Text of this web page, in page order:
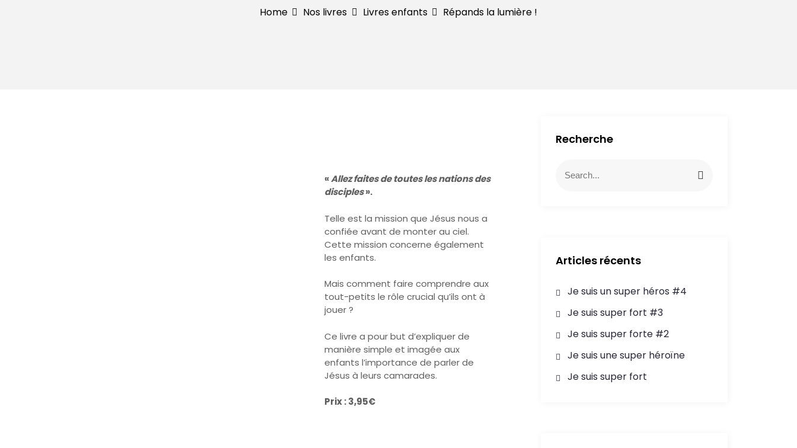
Home Nos livres Livres enfants Répands la lumière !
«Allez faites de toutes les nations des
disciples».
Telle est la mission que Jésus nous a
confiée avant de monter au ciel.
Cette mission concerne également
les enfants.
Mais comment faire comprendre aux
tout-petits le rôle crucial qu’ils ont à
jouer ?
Ce livre a pour but d’expliquer de
manière simple et imagée aux
enfants l’importance de parler de
Jésus à leurs camarades.
Prix : 3,95€
Recherche
Articles récents
Je suis un super héros #4
Je suis super fort #3
Je suis super forte #2
Je suis une super héroïne
Je suis super fort